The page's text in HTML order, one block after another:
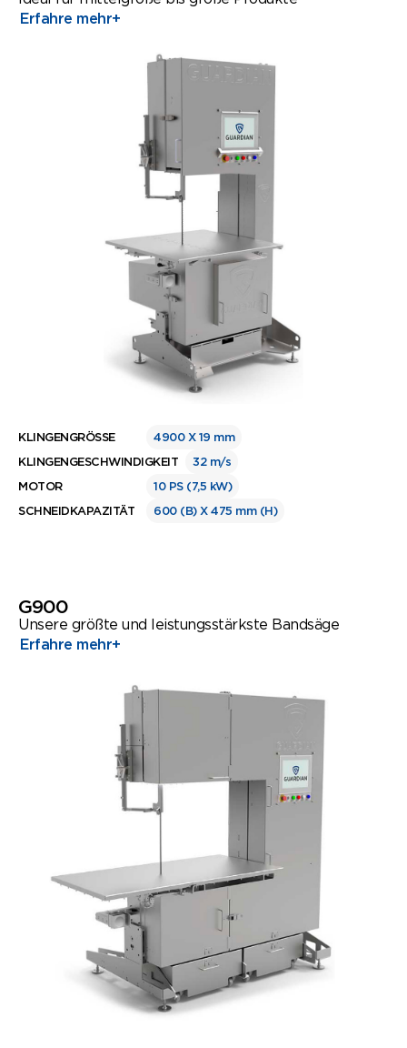
Erfahre mehr+
KLINGENGRÖSSE
4900 X 19 mm
KLINGENGESCHWINDIGKEIT
32 m/s
MOTOR
10 PS (7,5 kW)
SCHNEIDKAPAZITÄT
600 (B) X 475 mm (H)
G900
Unsere größte und leistungsstärkste Bandsäge
Erfahre mehr+